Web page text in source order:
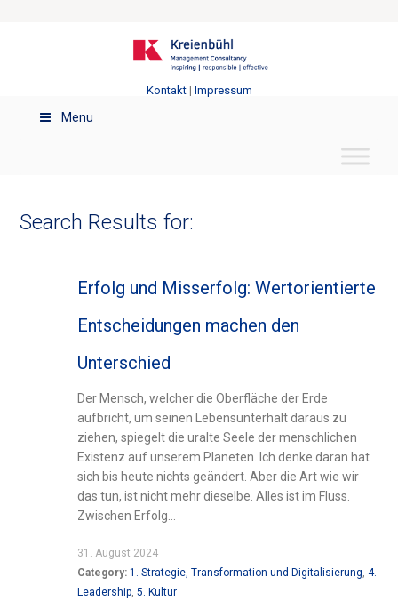
Kontakt| Impressum
Menu
Search Results for:
Erfolg und Misserfolg: Wertorientierte
Entscheidungen machen den
Unterschied
Der Mensch, welcher die Oberfläche der Erde
aufbricht, um seinen Lebensunterhalt daraus zu
ziehen, spiegelt die uralte Seele der menschlichen
Existenz auf unserem Planeten. Ich denke daran hat
sich bis heute nichts geändert. Aber die Art wie wir
das tun, ist nicht mehr dieselbe. Alles ist im Fluss.
Zwischen Erfolg...
31. August 2024
Category:1. Strategie, Transformation und Digitalisierung,4.
Leadership,5. Kultur